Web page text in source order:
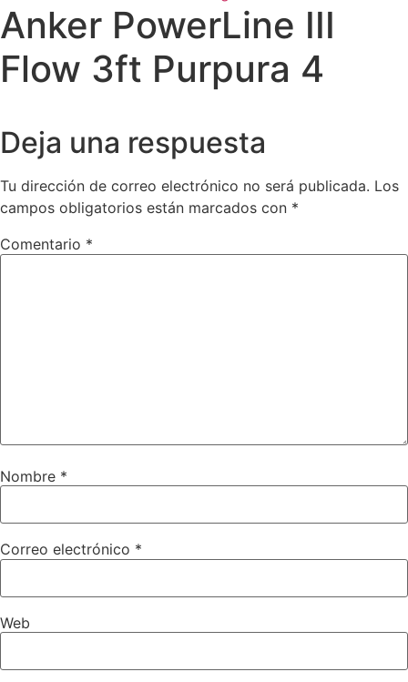
Anker PowerLine III
Flow 3ft Purpura 4
Deja una respuesta
Tu dirección de correo electrónico no será publicada. Los
campos obligatorios están marcados con *
Comentario *
Nombre *
Correo electrónico *
Web